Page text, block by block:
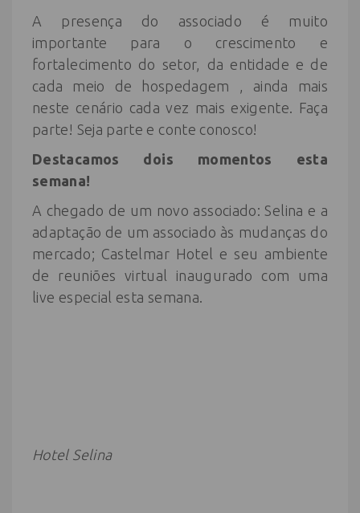
A presença do associado é muito
importante para o crescimento e
fortalecimento do setor, da entidade e de
cada meio de hospedagem , ainda mais
neste cenário cada vez mais exigente. Faça
parte! Seja parte e conte conosco!
Destacamos dois momentos esta
semana!
A chegado de um novo associado: Selina e a
adaptação de um associado às mudanças do
mercado; Castelmar Hotel e seu ambiente
de reuniões virtual inaugurado com uma
live especial esta semana.
Hotel Selina